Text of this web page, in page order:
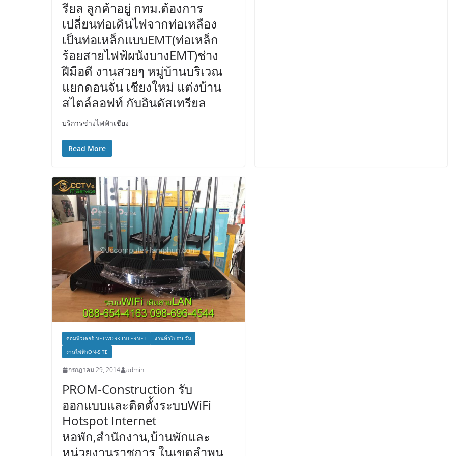
รียล ลูกค้าอยู่ กทม.ต้องการ
เปลี่ยนท่อเดินไฟจากท่อเหลือง
เป็นท่อเหล็กแบบEMT(ท่อเหล็ก
ร้อยสายไฟฟ้ผนังบางEMT)ช่าง
ฝีมือดี งานสวยๆ หมู่บ้านบริเวณ
แยกดอนจั่น เชียงใหม่ แต่งบ้าน
สไตล์ลอฟท์ กับอินดัสเทรียล
บริการช่างไฟฟ้าเชียง
Read More
คอมพิวเตอร์-NETWORK INTERNET
งานทั่วไปรายวัน
งานไฟฟ้าON-SITE
กรกฎาคม 29, 2014 admin
PROM-Construction รับ
ออกแบบและติดตั้งระบบWiFi
Hotspot Internet
หอพัก,สำนักงาน,บ้านพักและ
หน่วยงานราชการ ในเขตลำพูน